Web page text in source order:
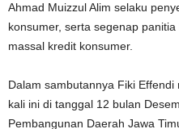
Ahmad Muizzul Alim selaku
konsumer, serta segenap
massal kredit konsumer.
Dalam sambutannya Fiki
kali ini di tanggal 12 bulan
Pembangunan Daerah Jawa